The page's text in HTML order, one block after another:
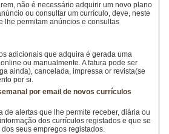
não é necessário adquirir um novo plano
ou consultar um currículo, deve, neste
lhe permitam anúncios e consultas
adicionais que adquira é gerada uma
ou manualmente. A fatura pode ser
ainda), cancelada, impressa or revista(se
por si.
por email de novos currículos
de alertas que lhe permite receber, diária ou
dos currículos registados e que se
seus empregos registados.